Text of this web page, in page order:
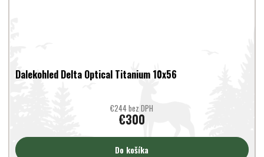
Dalekohled Delta Optical Titanium 10x56
€244 bez DPH
€300
Do košíka